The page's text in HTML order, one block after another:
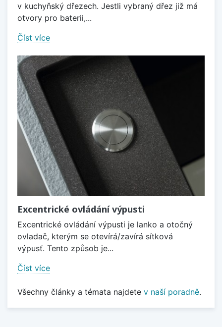
v kuchyňský dřezech. Jestli vybraný dřez již má
otvory pro baterii,...
Číst více
Excentrické ovládání výpusti
Excentrické ovládání výpusti je lanko a otočný
ovladač, kterým se otevírá/zavírá sítková
výpusť. Tento způsob je...
Číst více
Všechny články a témata najdete v naší poradně.